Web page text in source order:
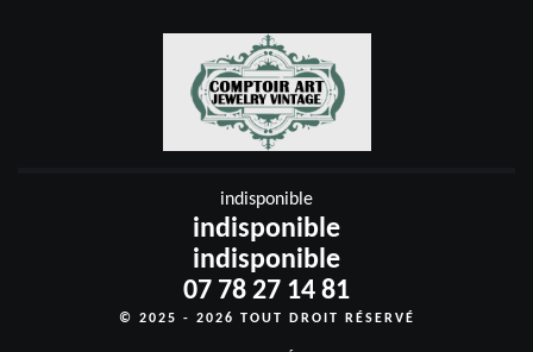
indisponible
indisponible
indisponible
07 78 27 14 81
© 2025 - 2026 TOUT DROIT RÉSERVÉ